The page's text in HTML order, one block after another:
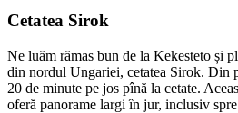
Cetatea Sirok
Ne luăm rămas bun de la Kekesteto și
din nordul Ungariei, cetatea Sirok. Din
20 de minute pe jos pînă la cetate.
oferă panorame largi în jur, inclusiv